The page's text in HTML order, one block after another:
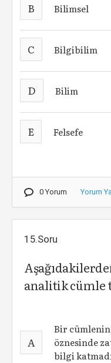
B Bilimsel
C Bilgibilim
D Bilim
E Felsefe
0 Yorum Yorum
15.Soru
analitik cümle
A
Bir
öznesinde
bilgi